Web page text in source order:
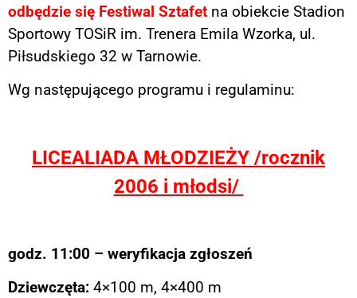
odbędzie się Festiwal Sztafet na obiekcie Stadion
Sportowy TOSiR im. Trenera Emila Wzorka, ul.
Piłsudskiego 32 w Tarnowie.
Wg następującego programu i regulaminu:
LICEALIADA MŁODZIEŻY /rocznik
2006 i młodsi/
godz. 11:00 – weryfikacja zgłoszeń
Dziewczęta: 4×100 m, 4×400 m